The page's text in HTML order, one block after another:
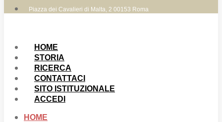
Piazza dei Cavalieri di Malta, 2 00153 Roma
HOME
STORIA
RICERCA
CONTATTACI
SITO ISTITUZIONALE
ACCEDI
HOME